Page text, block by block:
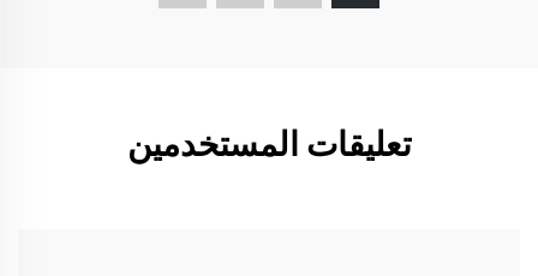
تعليقات المستخدمين